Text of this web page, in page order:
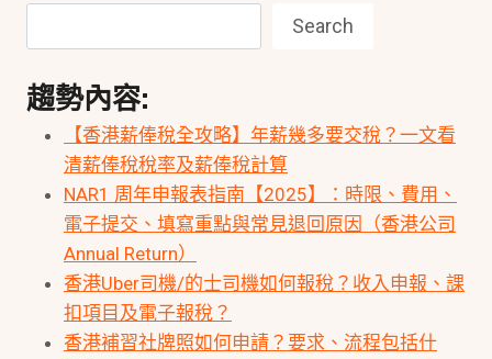
Search
趨勢內容:
【香港薪俸稅全攻略】年薪幾多要交稅？一文看
清薪俸稅稅率及薪俸稅計算
NAR1 周年申報表指南【2025】：時限、費用、
電子提交、填寫重點與常見退回原因（香港公司
Annual Return）
香港Uber司機/的士司機如何報稅？收入申報、課
扣項目及電子報稅？
香港補習社牌照如何申請？要求、流程包括什